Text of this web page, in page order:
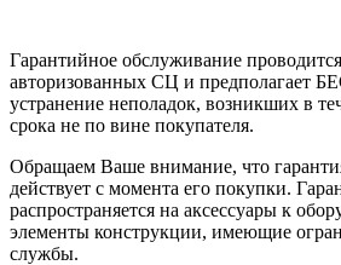
Гарантийное обслуживание
авторизованных СЦ и предполагает
устранение неполадок, возникших в
срока не по вине покупателя.
Обращаем Ваше внимание, что
действует с момента его покупки.
распространяется на аксессуары к
элементы конструкции, имеющие
службы.